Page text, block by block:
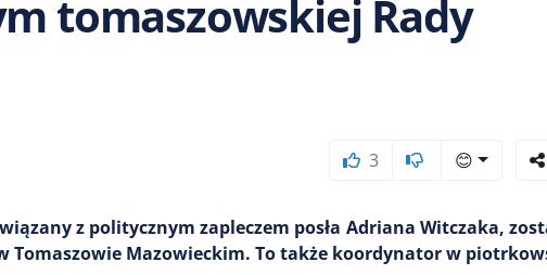
tomaszowskiej Rady
3 😊
z politycznym zapleczem posła Adriana Witczaka,
Tomaszowie Mazowieckim. To także koordynator w